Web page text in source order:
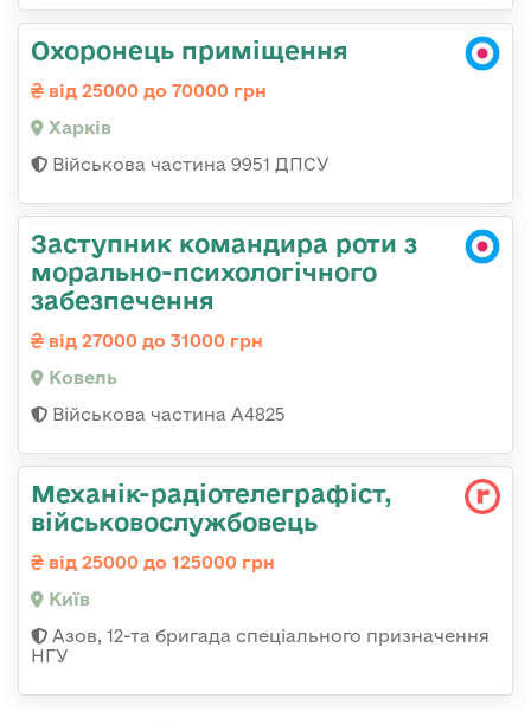
Охоронець приміщення
від 25000 до 70000 грн
Харків
Військова частина 9951 ДПСУ
Заступник командира роти з
морально-психологічного
забезпечення
від 27000 до 31000 грн
Ковель
Військова частина А4825
Механік-радіотелеграфіст,
військовослужбовець
від 25000 до 125000 грн
Київ
Азов, 12-та бригада спеціального призначення
НГУ